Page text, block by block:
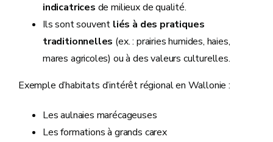
indicatrices de milieux de qualité.
Ils sont souvent liés à des pratiques
traditionnelles (ex. : prairies humides, haies,
mares agricoles) ou à des valeurs culturelles.
Exemple d’habitats d’intérêt régional en Wallonie :
Les aulnaies marécageuses
Les formations à grands carex